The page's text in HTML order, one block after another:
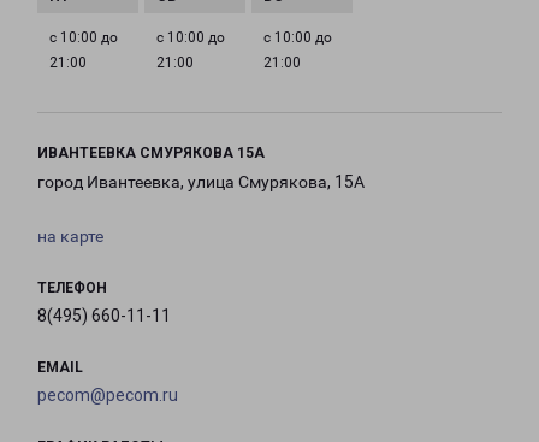
с 10:00 до
21:00
с 10:00 до
21:00
с 10:00 до
21:00
ИВАНТЕЕВКА СМУРЯКОВА 15А
город Ивантеевка, улица Смурякова, 15А
на карте
ТЕЛЕФОН
8(495) 660-11-11
EMAIL
pecom@pecom.ru